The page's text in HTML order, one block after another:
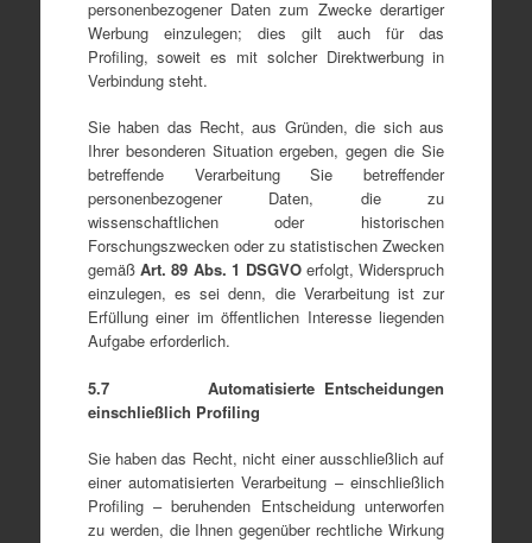
personenbezogener Daten zum Zwecke derartiger
Werbung einzulegen; dies gilt auch für das
Profiling, soweit es mit solcher Direktwerbung in
Verbindung steht.
Sie haben das Recht, aus Gründen, die sich aus
Ihrer besonderen Situation ergeben, gegen die Sie
betreffende Verarbeitung Sie betreffender
personenbezogener Daten, die zu
wissenschaftlichen oder historischen
Forschungszwecken oder zu statistischen Zwecken
gemäß Art. 89 Abs. 1 DSGVOerfolgt, Widerspruch
einzulegen, es sei denn, die Verarbeitung ist zur
Erfüllung einer im öffentlichen Interesse liegenden
Aufgabe erforderlich.
5.7 Automatisierte Entscheidungen
einschließlich Profiling
Sie haben das Recht, nicht einer ausschließlich auf
einer automatisierten Verarbeitung – einschließlich
Profiling – beruhenden Entscheidung unterworfen
zu werden, die Ihnen gegenüber rechtliche Wirkung